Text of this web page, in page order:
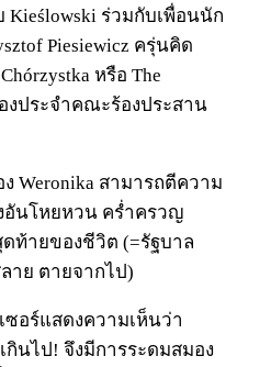
Kieślowski ร่วมกับเพื่อนนัก
Piesiewicz ครุ่นคิด
หรือ The
งประจำคณะร้องประสาน
Weronika สามารถตีความ
อันโหยหวน คร่ำครวญ
ท้ายของชีวิต (=รัฐบาล
าย ตายจากไป)
อร์แสดงความเห็นว่า
นไป! จึงมีการระดมสมอง